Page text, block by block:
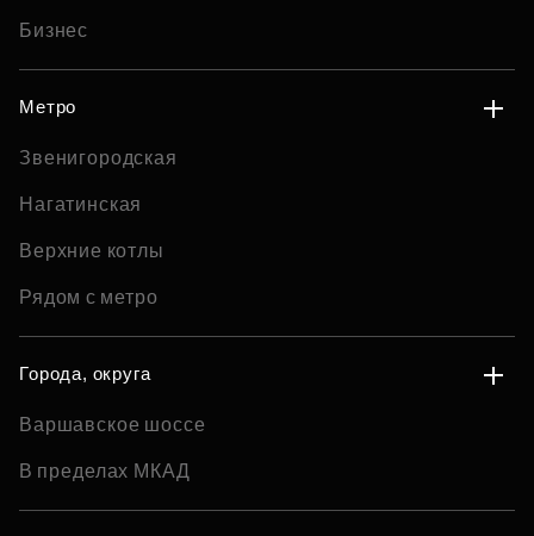
Бизнес
Метро
Звенигородская
Нагатинская
Верхние котлы
Рядом с метро
Города, округа
Варшавское шоссе
В пределах МКАД